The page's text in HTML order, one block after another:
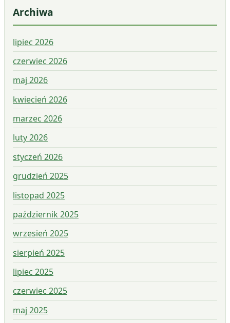
Archiwa
lipiec 2026
czerwiec 2026
maj 2026
kwiecień 2026
marzec 2026
luty 2026
styczeń 2026
grudzień 2025
listopad 2025
październik 2025
wrzesień 2025
sierpień 2025
lipiec 2025
czerwiec 2025
maj 2025